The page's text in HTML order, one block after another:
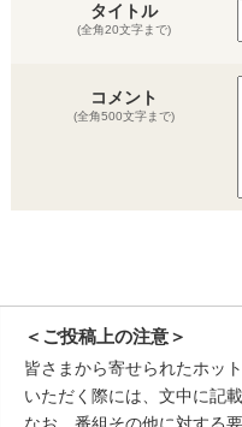
タイトル
(全角20文字まで)
コメント
(全角500文字まで)
＜ご投稿上の注意＞
皆さまから寄せられたホッ
いただく際には、文中に記